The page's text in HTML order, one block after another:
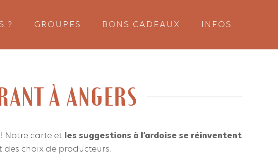
? GROUPES BONS CADEAUX INFOS
À ANGERS
Notre carte et les suggestions à l’ardoise se réinventent
choix de producteurs.